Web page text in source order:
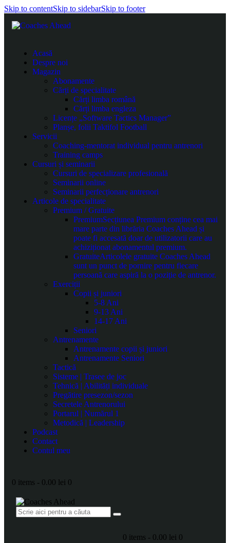
Skip to contentSkip to sidebarSkip to footer
Acasă
Despre noi
Magazin
Abonamente
Cărți de specialitate
Cărți limba română
Cărți limba engleza
Licențe „Software Tactics Manager”
Planșe, folii Taktifol Football
Servicii
Coaching-mentorat individual pentru antrenori
Training camps
Cursuri și seminarii
Cursuri de specializare profesională
Seminarii online
Seminarii perfecționare antrenori
Articole de specialitate
Premium / Gratuite
PremiumSecțiunea Premium conține cea mai
mare parte din librăria Coaches Ahead și
poate fi accesată doar de utilizatorii care au
achiziționat abonamentul premium.
GratuiteArticolele gratuite Coaches Ahead
sunt un punct de pornire pentru fiecare
persoană care aspiră la o poziție de antrenor.
Exerciții
Copii și juniori
5-8 Ani
9-13 Ani
14-17 Ani
Seniori
Antrenamente
Antrenamente copii și juniori
Antrenamente Seniori
Tactică
Sisteme | Trasee de joc
Tehnică | Abilități individuale
Pregătire presezon/sezon
Secretele Antrenorului
Portarul | Numărul 1
Metodică | Leadership
Podcast
Contact
Contul meu
0 items - 0.00 lei 0
0 items - 0.00 lei 0